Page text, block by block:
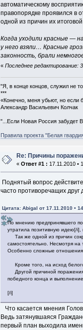
автоматическому
правопорядке проявился в
одной из причин их
Когда уходили красные —
у него взяли… Красные
законность, брали
« Последнее редактирование:
"Я, в конце концов, служил не
***
«Конечно, меня убьют, но если
Александр Васильевич Колчак
"...Если Новая Россия забудет
Правила проекта "Белая
Re: Причины
«Ответ #1 : 17.11.2010 •
Поднятый вопрос
часто противоречащих друг
Цитата: Abigal от 17.11.2010 •
По мнению предпринявшего
утратила позитивную идею[/
Так же одной из причин
самостоятельно. Несмотря на
Особенно сложные отношения
Кроме того, на исход
Другой причиной
победного конца и
[/i]
Что касается мнения
Ведь затянувшаяся
первый план выходила